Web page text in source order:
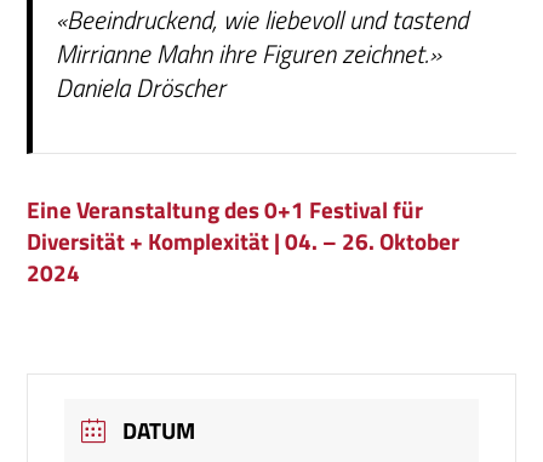
«Beeindruckend, wie liebevoll und tastend
Mirrianne Mahn ihre Figuren zeichnet.»
Daniela Dröscher
Eine Veranstaltung des 0+1 Festival für
Diversität + Komplexität | 04. – 26. Oktober
2024
DATUM